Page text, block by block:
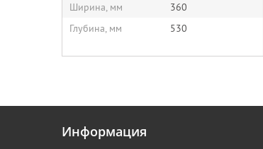
Ширина, мм
360
Глубина, мм
530
Информация